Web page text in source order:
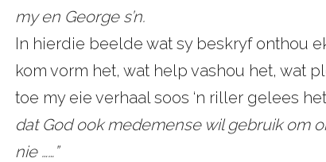
my en George s’n.
In hierdie beelde wat sy beskryf onthou
kom vorm het, wat help vashou het, wat
toe my eie verhaal soos ‘n riller gelees
dat God ook medemense wil gebruik om
nie ……”